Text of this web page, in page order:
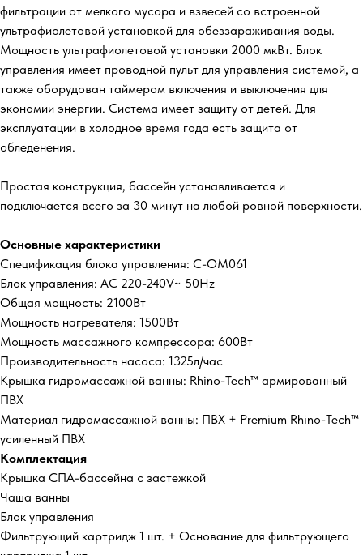
фильтрации от мелкого мусора и взвесей со встроенной
ультрафиолетовой установкой для обеззараживания воды.
Мощность ультрафиолетовой установки 2000 мкВт. Блок
управления имеет проводной пульт для управления системой, а
также оборудован таймером включения и выключения для
экономии энергии. Система имеет защиту от детей. Для
эксплуатации в холодное время года есть защита от
обледенения.
Простая конструкция, бассейн устанавливается и
подключается всего за 30 минут на любой ровной поверхности.
Основные характеристики
Спецификация блока управления: C-OM061
Блок управления: AC 220-240V~ 50Hz
Общая мощность: 2100Вт
Мощность нагревателя: 1500Вт
Мощность массажного компрессора: 600Вт
Производительность насоса: 1325л/час
Крышка гидромассажной ванны: Rhino-Tech™ армированный
ПВХ
Материал гидромассажной ванны: ПВХ + Premium Rhino-Tech™
усиленный ПВХ
Комплектация
Крышка СПА-бассейна с застежкой
Чаша ванны
Блок управления
Фильтрующий картридж 1 шт. + Основание для фильтрующего